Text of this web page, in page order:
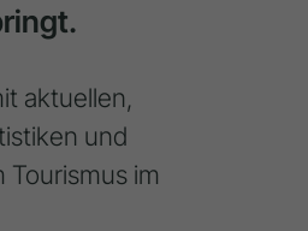
aktuellen,
und
im